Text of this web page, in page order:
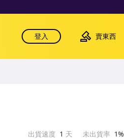
登入 賣東西
出貨速度 1 天 未出貨率 1%